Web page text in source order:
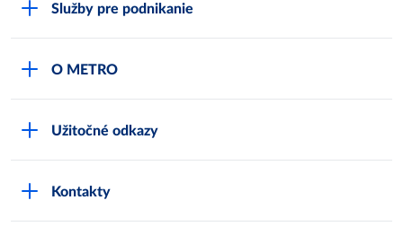
Služby pre podnikanie
Track & trace
O METRO
Užitočné odkazy
Kontakty